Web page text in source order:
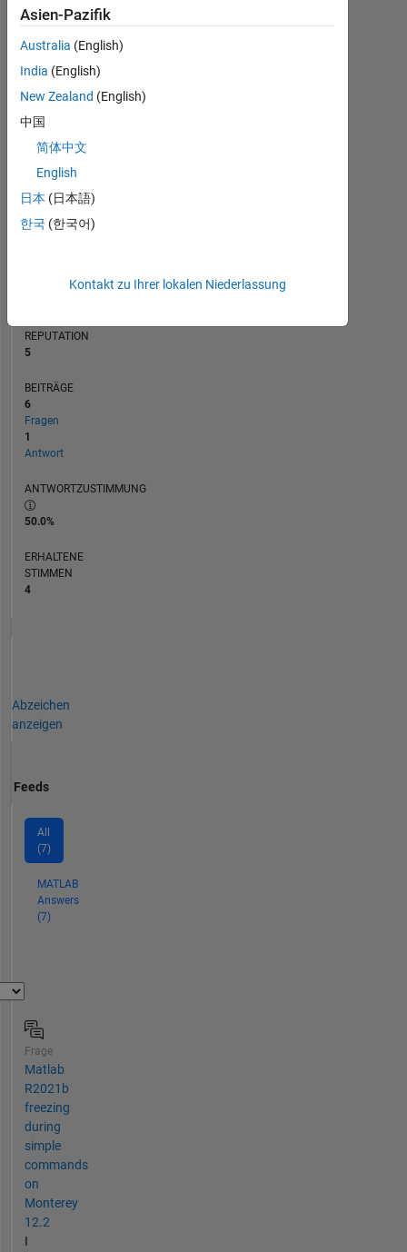
BEITRÄGE L
0
1
2
REPUTATION
5
BEITRÄGE
6
Fragen
1
Antwort
ANTWORTZUSTIMMUNG
50.0%
ERHALTENE
STIMMEN
4
Abzeichen
anzeigen
Feeds
All
(7)
MATLAB
Answers
(7)
Frage
Matlab
R2021b
freezing
during
simple
commands
on
Monterey
12.2
I
Asien-Pazifik
Australia (English)
India (English)
New Zealand (English)
中国
简体中文
English
日本 (日本語)
한국 (한국어)
Kontakt zu Ihrer lokalen Niederlassung